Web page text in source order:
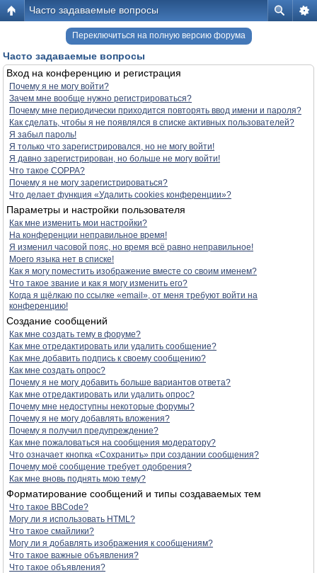
Часто задаваемые вопросы
Переключиться на полную версию форума
Часто задаваемые вопросы
Вход на конференцию и регистрация
Почему я не могу войти?
Зачем мне вообще нужно регистрироваться?
Почему мне периодически приходится повторять ввод имени и пароля?
Как сделать, чтобы я не появлялся в списке активных пользователей?
Я забыл пароль!
Я только что зарегистрировался, но не могу войти!
Я давно зарегистрирован, но больше не могу войти!
Что такое COPPA?
Почему я не могу зарегистрироваться?
Что делает функция «Удалить cookies конференции»?
Параметры и настройки пользователя
Как мне изменить мои настройки?
На конференции неправильное время!
Я изменил часовой пояс, но время всё равно неправильное!
Моего языка нет в списке!
Как я могу поместить изображение вместе со своим именем?
Что такое звание и как я могу изменить его?
Когда я щёлкаю по ссылке «email», от меня требуют войти на
конференцию!
Создание сообщений
Как мне создать тему в форуме?
Как мне отредактировать или удалить сообщение?
Как мне добавить подпись к своему сообщению?
Как мне создать опрос?
Почему я не могу добавить больше вариантов ответа?
Как мне отредактировать или удалить опрос?
Почему мне недоступны некоторые форумы?
Почему я не могу добавлять вложения?
Почему я получил предупреждение?
Как мне пожаловаться на сообщения модератору?
Что означает кнопка «Сохранить» при создании сообщения?
Почему моё сообщение требует одобрения?
Как мне вновь поднять мою тему?
Форматирование сообщений и типы создаваемых тем
Что такое BBCode?
Могу ли я использовать HTML?
Что такое смайлики?
Могу ли я добавлять изображения к сообщениям?
Что такое важные объявления?
Что такое объявления?